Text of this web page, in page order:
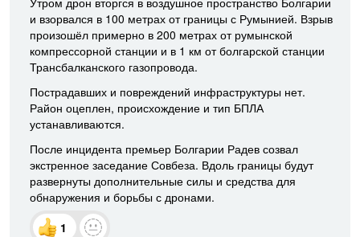
и взорвался в 100 метрах от границы с Румынией. Взрыв
произошёл примерно в 200 метрах от румынской
компрессорной станции и в 1 км от болгарской станции
Трансбалканского газопровода.
Пострадавших и повреждений инфраструктуры нет.
Район оцеплен, происхождение и тип БПЛА
устанавливаются.
После инцидента премьер Болгарии Радев созвал
экстренное заседание Совбеза. Вдоль границы будут
развернуты дополнительные силы и средства для
обнаружения и борьбы с дронами.
1